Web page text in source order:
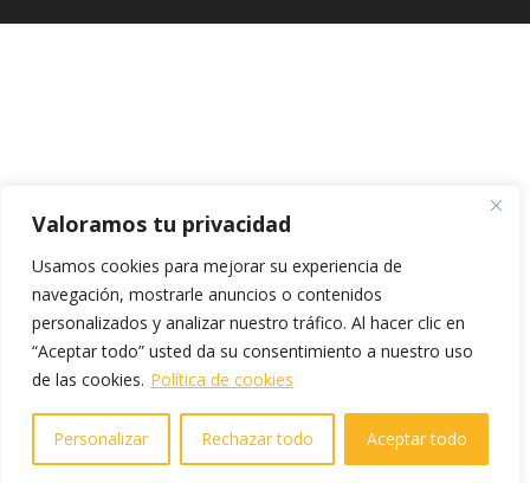
Valoramos tu privacidad
Usamos cookies para mejorar su experiencia de
navegación, mostrarle anuncios o contenidos
personalizados y analizar nuestro tráfico. Al hacer clic en
“Aceptar todo” usted da su consentimiento a nuestro uso
de las cookies. Política de cookies
Personalizar Rechazar todo Aceptar todo